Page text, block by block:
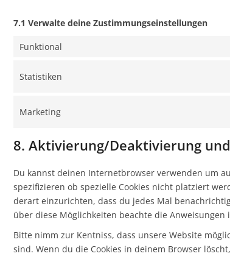
7.1 Verwalte deine Zustimmungseinstellungen
Funktional
Statistiken
Marketing
8. Aktivierung/Deaktivierung
Du kannst deinen Internetbrowser verwenden um
spezifizieren ob spezielle Cookies nicht platziert
derart einzurichten, dass du jedes Mal
über diese Möglichkeiten beachte die
Bitte nimm zur Kentniss, dass unsere Website
sind. Wenn du die Cookies in deinem Browser